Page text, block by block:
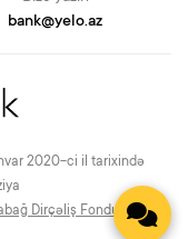
bank@yelo.az
2020-ci il tarixində
Dirçəliş Fondu